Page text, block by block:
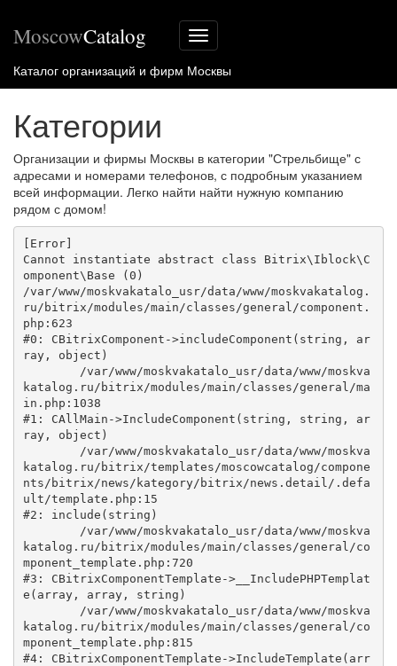
Меню
сайта
MoscowCatalog
Каталог организаций и фирм Москвы
Категории
Организации и фирмы Москвы в категории "Стрельбище" с
адресами и номерами телефонов, с подробным указанием
всей информации. Легко найти найти нужную компанию
рядом с домом!
[Error]
Cannot instantiate abstract class Bitrix\Iblock\C
omponent\Base (0)
/var/www/moskvakatalo_usr/data/www/moskvakatalog.
ru/bitrix/modules/main/classes/general/component.
php:623
#0: CBitrixComponent->includeComponent(string, ar
ray, object)
katalog.ru/bitrix/modules/main/classes/general/ma
in.php:1038
#1: CAllMain->IncludeComponent(string, string, ar
ray, object)
katalog.ru/bitrix/templates/moscowcatalog/compone
nts/bitrix/news/kategory/bitrix/news.detail/.defa
ult/template.php:15
#2: include(string)
katalog.ru/bitrix/modules/main/classes/general/co
mponent_template.php:720
#3: CBitrixComponentTemplate->__IncludePHPTemplat
e(array, array, string)
katalog.ru/bitrix/modules/main/classes/general/co
mponent_template.php:815
#4: CBitrixComponentTemplate->IncludeTemplate(arr